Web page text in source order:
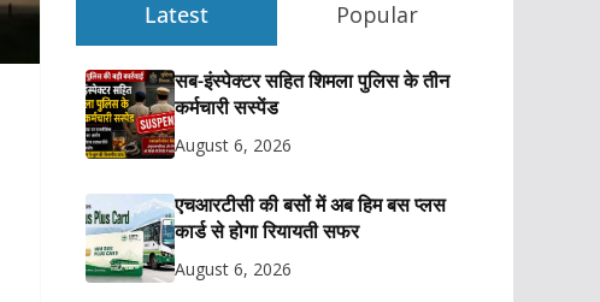
Latest Popular
सब-इंस्पेक्टर सहित शिमला पुलिस के तीन
कर्मचारी सस्पेंड
August 6, 2026
एचआरटीसी की बसों में अब हिम बस प्लस
कार्ड से होगा रियायती सफर
August 6, 2026